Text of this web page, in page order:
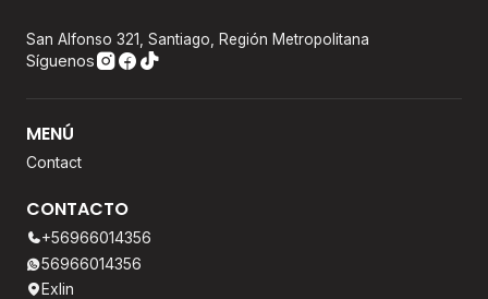
San Alfonso 321, Santiago, Región Metropolitana
Síguenos
MENÚ
Contact
CONTACTO
+56966014356
56966014356
Exlin